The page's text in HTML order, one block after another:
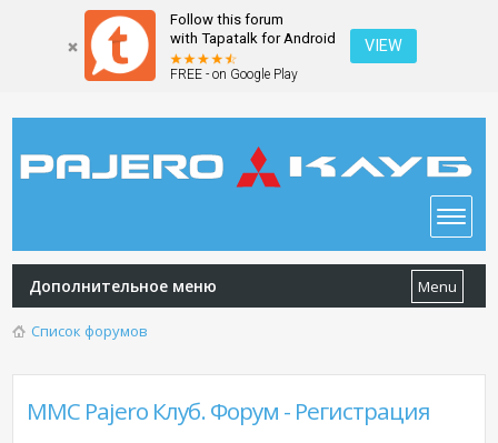
Follow this forum
with Tapatalk for Android
FREE - on Google Play
VIEW
Дополнительное меню Menu
Список форумов
MMC Pajero Клуб. Форум - Регистрация